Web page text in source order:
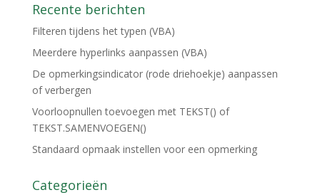
Recente berichten
Filteren tijdens het typen (VBA)
Meerdere hyperlinks aanpassen (VBA)
De opmerkingsindicator (rode driehoekje) aanpassen
of verbergen
Voorloopnullen toevoegen met TEKST() of
TEKST.SAMENVOEGEN()
Standaard opmaak instellen voor een opmerking
Categorieën